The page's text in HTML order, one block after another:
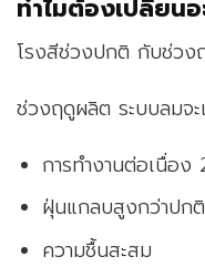
ทำไมต้องเปลี่ยน
โรงสีช่วงปกติ กับช่วง
ช่วงฤดูผลิต ระบบลมจะ
การทำงานต่อเนื่อ
ฝุ่นแกลบสูงกว่าปกติ
ความชื้นสะสม